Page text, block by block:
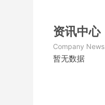
资讯中心
Company News
暂无数据